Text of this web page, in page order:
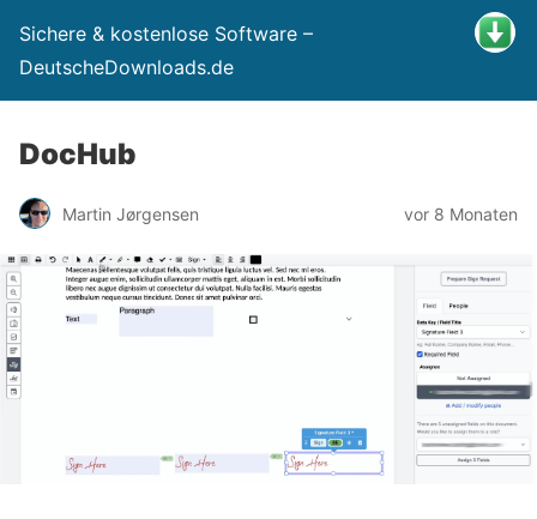
Sichere & kostenlose Software –
DeutscheDownloads.de
DocHub
Martin Jørgensen vor 8 Monaten